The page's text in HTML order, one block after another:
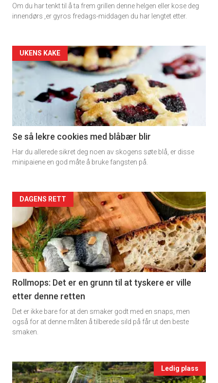
rett
Om du har tenkt til å ta frem grillen denne helgen eller kose deg
innendørs ,er gyros fredags-middagen du har lengtet etter.
Artikler
detail
-
section
11
Dagens
UKENS KAKE
Se så lekre cookies med blåbær blir
Har du allerede sikret deg noen av skogens søte blå, er disse
minipaiene en god måte å bruke fangsten på.
Artikler
detail
-
section
11
Ukens
vin
DAGENS RETT
Rollmops: Det er en grunn til at tyskere er ville
etter denne retten
Det er ikke bare for at den smaker godt med en snaps, men
også for at denne måten å tilberede sild på får ut den beste
smaken.
Events
Ledig plass